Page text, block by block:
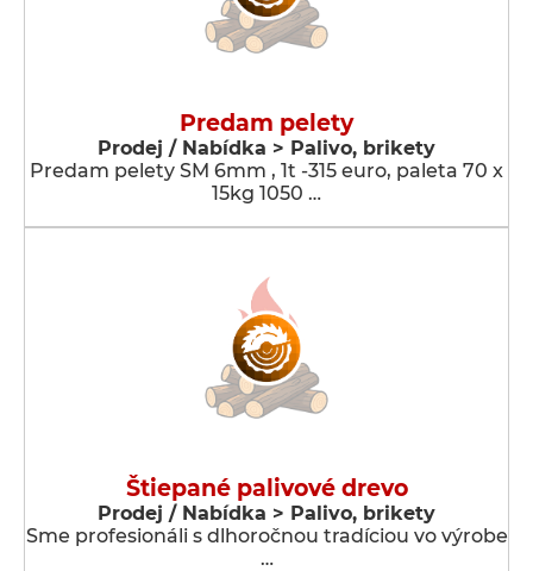
Predam pelety
Prodej / Nabídka > Palivo, brikety
Predam pelety SM 6mm , 1t -315 euro, paleta 70 x
15kg 1050 …
Štiepané palivové drevo
Prodej / Nabídka > Palivo, brikety
Sme profesionáli s dlhoročnou tradíciou vo výrobe
…